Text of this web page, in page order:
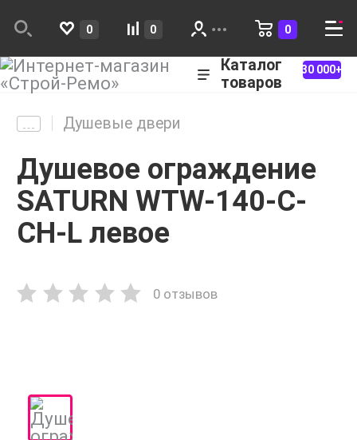
0 0 0
Каталог
товаров
30 000+
Душевые двери
Душевое ограждение
SATURN WTW-140-C-
CH-L левое
0 отзывов